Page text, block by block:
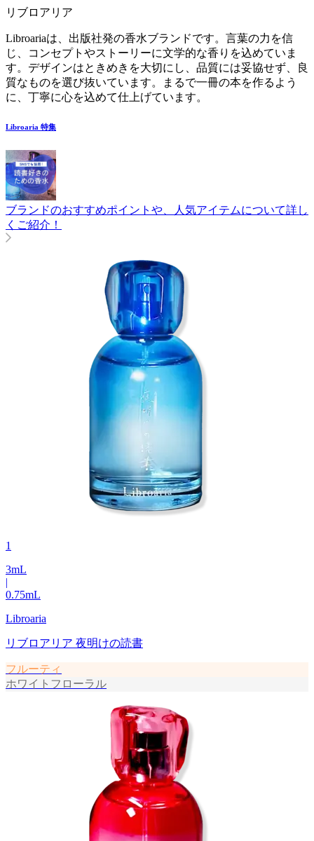
リブロアリア
Libroariaは、出版社発の香水ブランドです。言葉の力を信
じ、コンセプトやストーリーに文学的な香りを込めていま
す。デザインはときめきを大切にし、品質には妥協せず、良
質なものを選び抜いています。まるで一冊の本を作るよう
に、丁寧に心を込めて仕上げています。
Libroaria 特集
ブランドのおすすめポイントや、人気アイテムについて詳し
くご紹介！
1
3mL
|
0.75mL
Libroaria
リブロアリア 夜明けの読書
フルーティ
ホワイトフローラル